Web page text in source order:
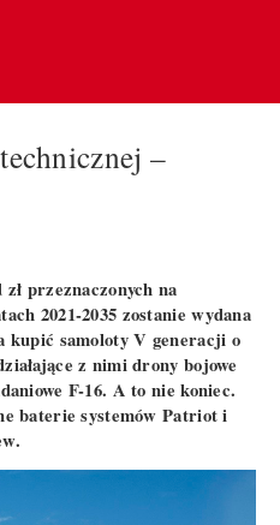
–
przeznaczonych na
2021-2035 zostanie wydana
kupić samoloty V generacji o
z nimi drony bojowe
F-16. A to nie koniec.
baterie systemów Patriot i